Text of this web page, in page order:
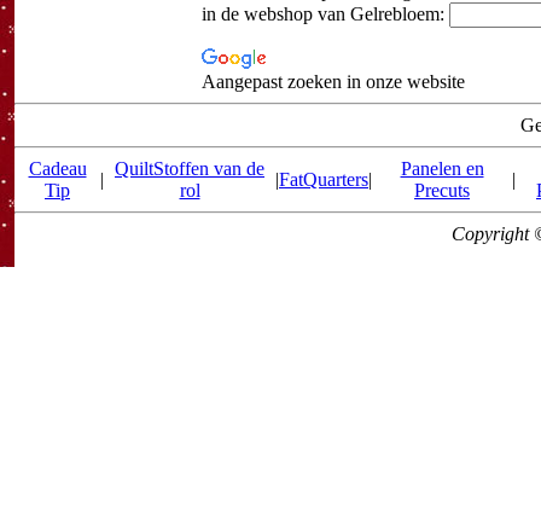
in de webshop van Gelrebloem:
Aangepast zoeken in onze website
Cadeau
Tip
|
QuiltStoffen van de
rol
|FatQuarters|
Panelen en
Precuts
|
Copyright